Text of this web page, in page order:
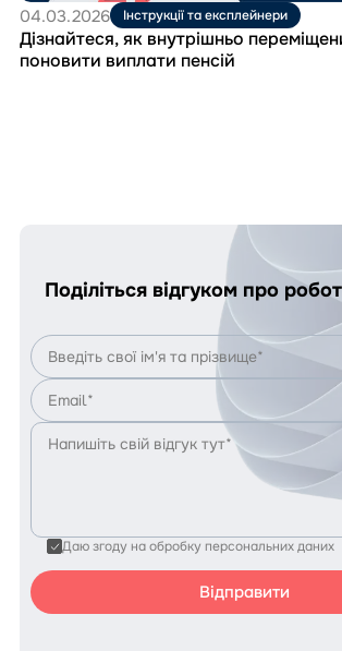
04.03.2026 Інструкції та експлейнери
Дізнайтеся, як внутрішньо
поновити виплати пенсій
Поділіться відгуком про
Даю згоду на обробку персональних даних